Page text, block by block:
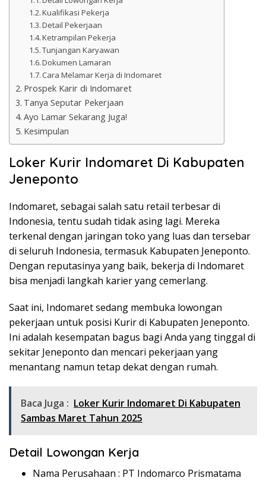
Kualifikasi Pekerja
Detail Pekerjaan
Ketrampilan Pekerja
Tunjangan Karyawan
Dokumen Lamaran
Cara Melamar Kerja di Indomaret
Prospek Karir di Indomaret
Tanya Seputar Pekerjaan
Ayo Lamar Sekarang Juga!
Kesimpulan
Loker Kurir Indomaret Di Kabupaten
Jeneponto
Indomaret, sebagai salah satu retail terbesar di
Indonesia, tentu sudah tidak asing lagi. Mereka
terkenal dengan jaringan toko yang luas dan tersebar
di seluruh Indonesia, termasuk Kabupaten Jeneponto.
Dengan reputasinya yang baik, bekerja di Indomaret
bisa menjadi langkah karier yang cemerlang.
Saat ini, Indomaret sedang membuka lowongan
pekerjaan untuk posisi Kurir di Kabupaten Jeneponto.
Ini adalah kesempatan bagus bagi Anda yang tinggal di
sekitar Jeneponto dan mencari pekerjaan yang
menantang namun tetap dekat dengan rumah.
Baca Juga : Loker Kurir Indomaret Di Kabupaten
Sambas Maret Tahun 2025
Detail Lowongan Kerja
Nama Perusahaan : PT Indomarco Prismatama